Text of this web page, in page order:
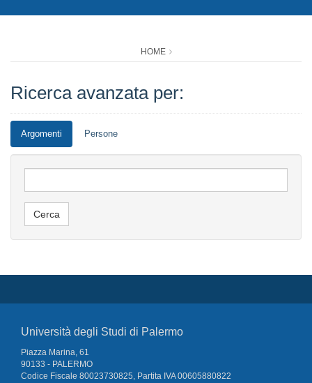
HOME
Ricerca avanzata per:
Argomenti Persone
Università degli Studi di Palermo
Piazza Marina, 61
90133 - PALERMO
Codice Fiscale 80023730825, Partita IVA 00605880822